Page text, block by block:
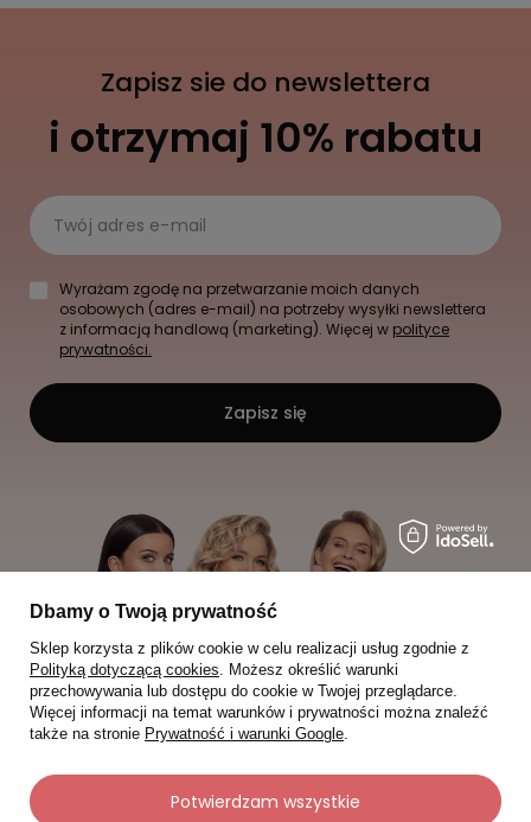
Zapisz sie do newslettera
i otrzymaj 10% rabatu
Twój adres e-mail
Wyrażam zgodę na przetwarzanie moich danych
osobowych (adres e-mail) na potrzeby wysyłki newslettera
z informacją handlową (marketing). Więcej w polityce
prywatności.
Zapisz się
Dbamy o Twoją prywatność
Sklep korzysta z plików cookie w celu realizacji usług zgodnie z
Polityką dotyczącą cookies. Możesz określić warunki
przechowywania lub dostępu do cookie w Twojej przeglądarce.
Więcej informacji na temat warunków i prywatności można znaleźć
także na stronie Prywatność i warunki Google.
Potwierdzam wszystkie